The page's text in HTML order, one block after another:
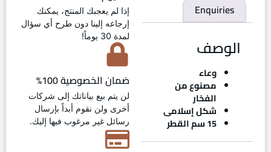
Enquiries
الوصف
وعاء
مصنوع من
الفخار
شكل إسلامى
15 سم القطر
إذا لم يعجبك المنتج، يمكنك
إرجاعه إلينا دون طرح أي سؤال
لمدة 30 يوماً!
ضمان الخصوصية 100%
لن يتم بيع بياناتك إلى شركات
أخرى ولن نقوم أبداً بإرسال
رسائل غير مرغوب فيها إليك.